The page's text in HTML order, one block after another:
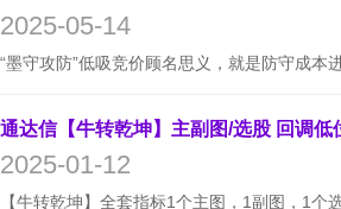
2025-05-14
2025-01-12